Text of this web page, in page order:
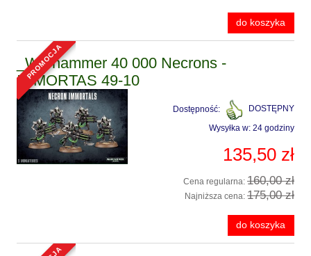
do koszyka
_Warhammer 40 000 Necrons -
IMMORTAS 49-10
Dostępność:
DOSTĘPNY
Wysyłka w: 24 godziny
135,50 zł
Cena regularna: 160,00 zł
Najniższa cena: 175,00 zł
do koszyka
promocja
promocja